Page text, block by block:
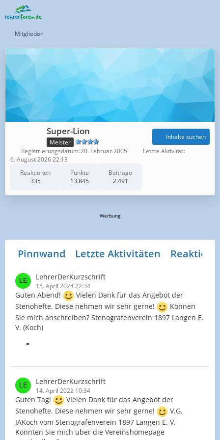
Mitglieder
Super-Lion
Meister
Reaktionen
335
Punkte
13.845
Beiträge
2.491
Inhalte suchen
Registrierungsdatum 20. Februar 2005
Letzte Aktivität
6. August 2026 22:13
Werbung
Pinnwand Letzte Aktivitäten
LehrerDerKurzschrift
15. April 2024 22:34
Guten Abend!
Vielen Dank für das Angebot der
Stenohefte. Diese nehmen wir sehr gerne!
Können
Sie mich anschreiben? Stenografenverein 1897 Langen E.
V. (Koch)
LehrerDerKurzschrift
14. April 2022 10:34
Guten Tag!
Vielen Dank für das Angebot der
Stenohefte. Diese nehmen wir sehr gerne!
V.G.
JAKoch vom Stenografenverein 1897 Langen E. V.
Könnten Sie mich über die Vereinshomepage